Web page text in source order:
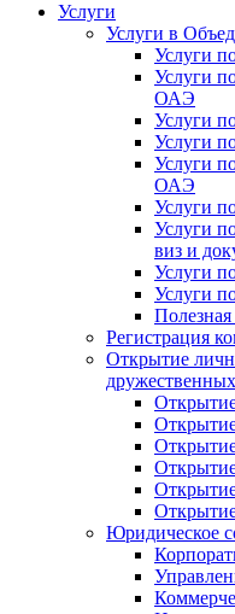
Услуги
Услуги в
Услуги
Услуги
ОАЭ
Услуги
Услуги
Услуги
ОАЭ
Услуги
Услуги
виз и
Услуги
Услуги
Регистрация
Открытие
Юридическое